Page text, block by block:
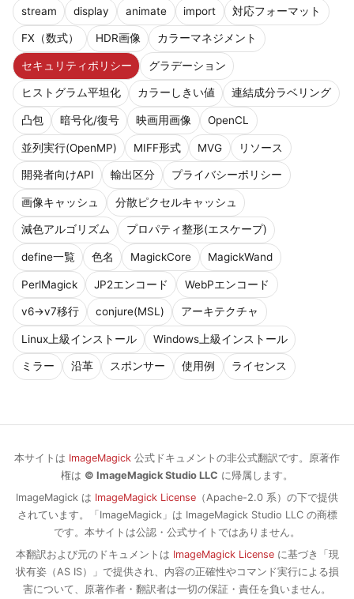
stream display animate import 対応フォーマット
FX（数式） HDR画像 カラーマネジメント
セキュリティポリシー グラデーション
ヒストグラム平坦化 カラーしきい値 連結成分ラベリング
凸包 暗号化/復号 映画用画像 OpenCL
並列実行(OpenMP) MIFF形式 MVG リソース
開発者向けAPI 輸出区分 プライバシーポリシー
画像キャッシュ 分散ピクセルキャッシュ
減色アルゴリズム プロパティ整形(エスケープ)
define一覧 色名 MagickCore MagickWand
PerlMagick JP2エンコード WebPエンコード
v6→v7移行 conjure(MSL) アーキテクチャ
Linux上級インストール Windows上級インストール
ミラー 沿革 スポンサー 使用例 ライセンス
本サイトは ImageMagick 公式ドキュメントの非公式翻訳です。原著作
権は © ImageMagick Studio LLC に帰属します。
ImageMagick は ImageMagick License （Apache-2.0 系）の下で提供
されています。「ImageMagick」は ImageMagick Studio LLC の商標
です。本サイトは公認・公式サイトではありません。
本翻訳および元のドキュメントは ImageMagick Licenseに基づき「現
状有姿（AS IS）」で提供され、内容の正確性やコマンド実行による損
害について、原著作者・翻訳者は一切の保証・責任を負いません。